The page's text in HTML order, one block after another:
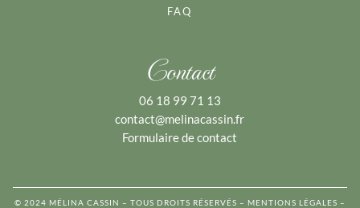
FAQ
Contact
06 18 99 71 13
contact@melinacassin.fr
Formulaire de contact
© 2024 MÉLINA CASSIN – TOUS DROITS RÉSERVÉS – MENTIONS LÉGALES –